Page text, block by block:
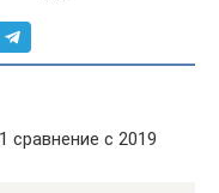
с 2019